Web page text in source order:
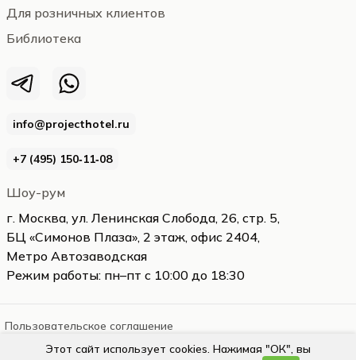
info@projecthotel.ru
+7 (495) 150‑11‑08
Шоу-рум
г. Москва, ул. Ленинская Слобода, 26, стр. 5,
БЦ «Симонов Плаза», 2 этаж, офис 2404,
Метро Автозаводская
Режим работы: пн–пт с 10:00 до 18:30
Для розничных клиентов
Библиотека
Пользовательское соглашение
Этот сайт использует cookies. Нажимая "ОК", вы